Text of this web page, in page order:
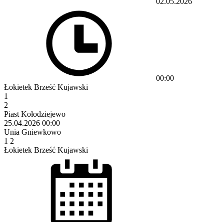
00:00
Łokietek Brześć Kujawski
1
2
Piast Kołodziejewo
25.04.2026 00:00
Unia Gniewkowo
1 2
Łokietek Brześć Kujawski